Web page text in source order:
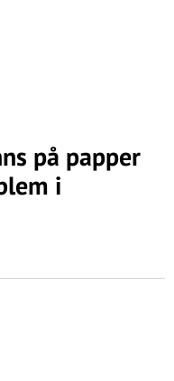
på papper
i